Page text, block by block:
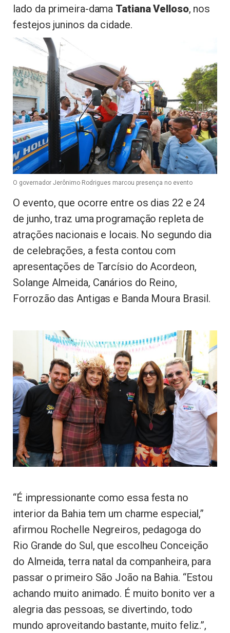
lado da primeira-dama Tatiana Velloso, nos
festejos juninos da cidade.
O governador Jerônimo Rodrigues marcou presença no evento
O evento, que ocorre entre os dias 22 e 24
de junho, traz uma programação repleta de
atrações nacionais e locais. No segundo dia
de celebrações, a festa contou com
apresentações de Tarcísio do Acordeon,
Solange Almeida, Canários do Reino,
Forrozão das Antigas e Banda Moura Brasil.
“É impressionante como essa festa no
interior da Bahia tem um charme especial,”
afirmou Rochelle Negreiros, pedagoga do
Rio Grande do Sul, que escolheu Conceição
do Almeida, terra natal da companheira, para
passar o primeiro São João na Bahia. “Estou
achando muito animado. É muito bonito ver a
alegria das pessoas, se divertindo, todo
mundo aproveitando bastante, muito feliz.”,